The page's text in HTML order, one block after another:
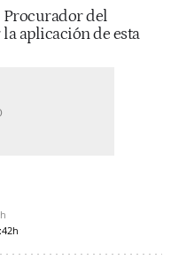
Procurador del
aplicación de esta